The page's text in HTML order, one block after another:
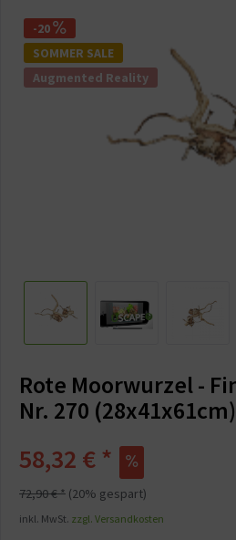
-20
SOMMER SALE
Augmented Reality
Rote Moorwurzel -
Nr. 270 (28x41x61cm)
58,32 € *
72,90 € * (20% gespart)
inkl. MwSt. zzgl. Versandkosten